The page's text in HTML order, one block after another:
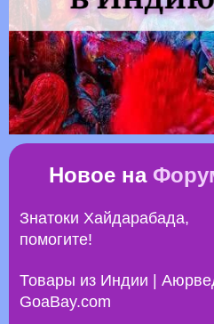
Новое на
Знатоки Хайдарабада,
помогите!
Товары из Индии |
GoaBay.com